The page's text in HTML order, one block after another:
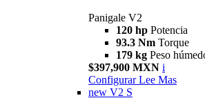
Panigale V2
120 hp Potencia
93.3 Nm Torque
179 kg Peso
$397,900 MXN i
Configurar Lee Mas
new V2 S